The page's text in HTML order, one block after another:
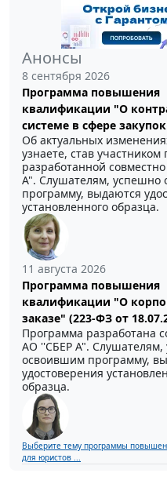
Анонсы
8 сентября 2026
Программа повышения
квалификации "О
системе в сфере
Об актуальных
узнаете, став
разработанной
А". Слушателям, успешно
программу, выдаются
установленного образца.
11 августа 2026
Программа повышения
квалификации "О
заказе" (223-ФЗ от
Программа разработана
АО ''СБЕР А". Слушателям,
освоившим программу,
удостоверения
образца.
Выберите тему программы
для юристов ...